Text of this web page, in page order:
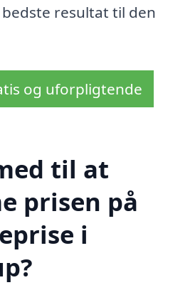
resultat til den
og uforpligtende
til at
prisen på
i